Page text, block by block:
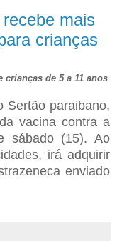
mais
crianças
crianças de 5 a 11 anos
Sertão paraibano,
vacina contra a
sábado (15). Ao
irá adquirir
enviado